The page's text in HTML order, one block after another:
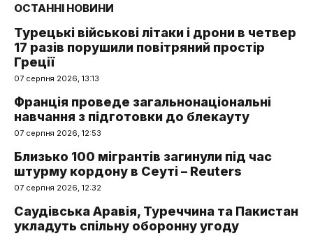
ОСТАННІ НОВИНИ
Турецькі військові літаки і дрони в четвер
17 разів порушили повітряний простір
Греції
07 серпня 2026, 13:13
Франція проведе загальнонаціональні
навчання з підготовки до блекауту
07 серпня 2026, 12:53
Близько 100 мігрантів загинули під час
штурму кордону в Сеуті – Reuters
07 серпня 2026, 12:32
Саудівська Аравія, Туреччина та Пакистан
укладуть спільну оборонну угоду